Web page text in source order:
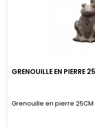
GRENOUILLE EN PIERRE
Grenouille en pierre 25CM